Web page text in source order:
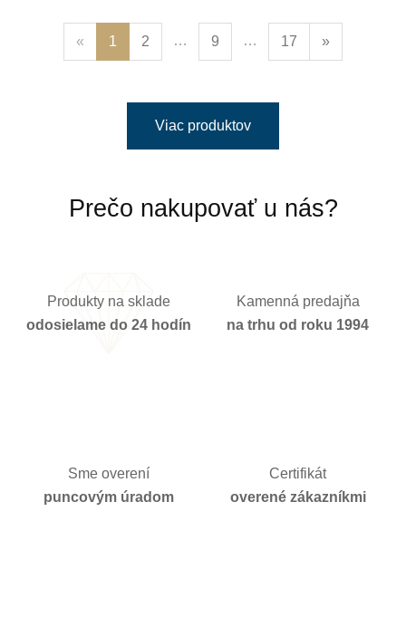
« 1 2 … 9 … 17 »
Viac produktov
Prečo nakupovať u nás?
Produkty na sklade
odosielame do 24 hodín
Kamenná predajňa
na trhu od roku 1994
Sme overení
puncovým úradom
Certifikát
overené zákazníkmi